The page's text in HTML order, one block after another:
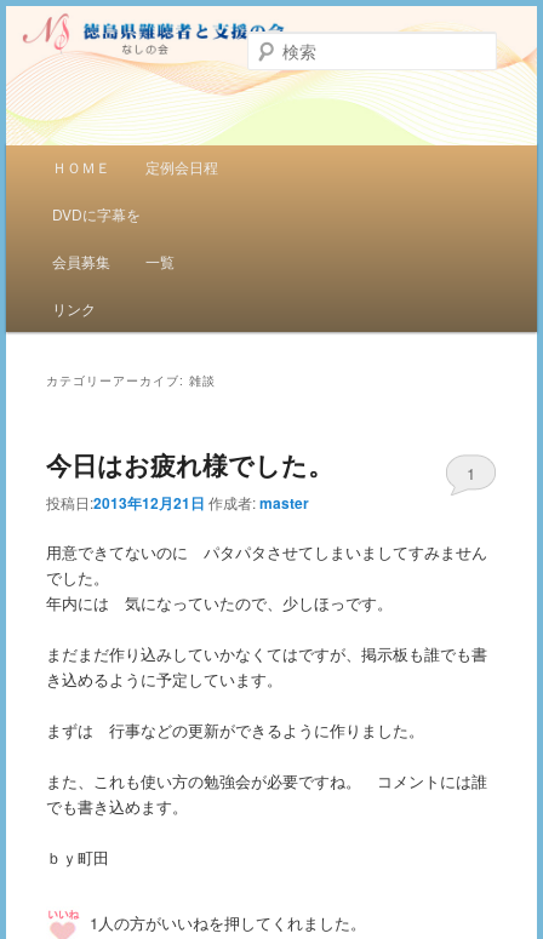
徳島県難聴者と支援者の会（ナシの
会）
聞こえをサポート
検
索
メインコンテンツへ移動
サブコンテンツへ移動
ＨＯＭＥ 定例会日程
DVDに字幕を
会員募集 一覧
リンク
カテゴリーアーカイブ:雑談
今日はお疲れ様でした。
投稿日:2013年12月21日 作成者:master
1
用意できてないのに パタパタさせてしまいましてすみません
でした。
年内には 気になっていたので、少しほっです。
まだまだ作り込みしていかなくてはですが、掲示板も誰でも書
き込めるように予定しています。
まずは 行事などの更新ができるように作りました。
また、これも使い方の勉強会が必要ですね。 コメントには誰
でも書き込めます。
ｂｙ町田
1人の方がいいねを押してくれました。